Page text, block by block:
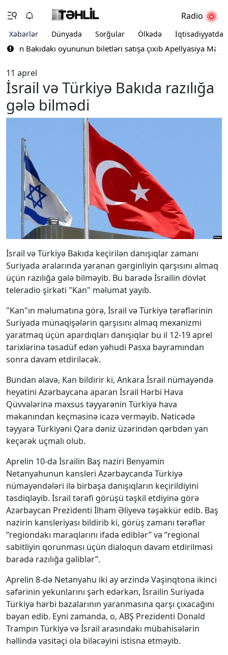
Radio
Xəbərlər Dünyada Sorğular Ölkədə İqtisadiyyatda
Bakıdakı oyununun biletləri satışa çıxıb Apellyasiya
11 aprel
İsrail və Türkiyə Bakıda razılığa
gələ bilmədi
İsrail və Türkiyə Bakıda keçirilən danışıqlar zamanı
Suriyada aralarında yaranan gərginliyin qarşısını almaq
üçün razılığa gələ bilməyib. Bu barədə İsrailin dövlət
teleradio şirkəti "Kan" məlumat yayıb.
"Kan"ın məlumatına görə, İsrail və Türkiyə tərəflərinin
Suriyada münaqişələrin qarşısını almaq mexanizmi
yaratmaq üçün apardıqları danışıqlar bu il 12-19 aprel
tarixlərinə təsadüf edən yəhudi Pasxa bayramından
sonra davam etdiriləcək.
Bundan əlavə, Kan bildirir ki, Ankara İsrail nümayəndə
heyətini Azərbaycana aparan İsrail Hərbi Hava
Qüvvələrinə məxsus təyyarənin Türkiyə hava
məkanından keçməsinə icazə verməyib. Nəticədə
təyyarə Türkiyəni Qara dəniz üzərindən qərbdən yan
keçərək uçmalı olub.
Aprelin 10-da İsrailin Baş naziri Benyamin
Netanyahunun kansleri Azərbaycanda Türkiyə
nümayəndələri ilə birbaşa danışıqların keçirildiyini
təsdiqləyib. İsrail tərəfi görüşü təşkil etdiyinə görə
Azərbaycan Prezidenti İlham Əliyevə təşəkkür edib. Baş
nazirin kansleriyası bildirib ki, görüş zamanı tərəflər
“regiondakı maraqlarını ifadə ediblər” və “regional
sabitliyin qorunması üçün dialoqun davam etdirilməsi
barədə razılığa gəliblər”.
Aprelin 8-də Netanyahu iki ay ərzində Vaşinqtona ikinci
səfərinin yekunlarını şərh edərkən, İsrailin Suriyada
Türkiyə hərbi bazalarının yaranmasına qarşı çıxacağını
bəyan edib. Eyni zamanda, o, ABŞ Prezidenti Donald
Trampın Türkiyə və İsrail arasındakı mübahisələrin
həllində vasitəçi ola biləcəyini istisna etməyib.